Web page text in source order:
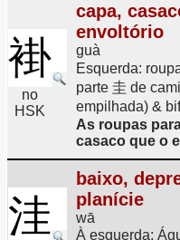
褂
no
HSK
capa,
envoltório
guà
Esquerda:
parte 圭 de
empilhada) &
As roupas
casaco que o
洼
baixo,
planície
wā
À esquerda: